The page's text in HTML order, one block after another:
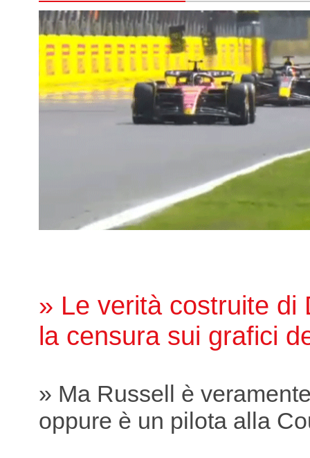
» Le verità costruite di
la censura sui grafici
» Ma Russell è
oppure è un pilota alla